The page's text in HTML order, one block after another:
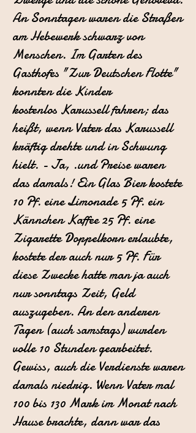
AnSonntagen waren die Straßen
am Hebewerk schwarz von
Menschen. Im Gartendes
Gasthofes "Zur Deutschen Flotte"
konnten die Kinder
kostenlos Karussell fahren; das
heißt, wenn Vater das Karussell
kräftig drehte undin Schwung
hielt. - Ja, .und Preise waren
das damals! Ein Glas Bier kostete
10 Pf. eine Limonade 5 Pf. ein
Kännchen Kaffee 25 Pf. eine
Zigarette Doppelkorn erlaubte,
kostete der auch nur 5 Pf. Für
diese Zwecke hatteman ja auch
nur sonntags Zeit, Geld
auszugeben. An den anderen
Tagen (auch samstags) wurden
volle 10 Stunden gearbeitet.
Gewiss, auch die Verdienste waren
damals niedrig. Wenn Vater mal
100 bis 130 Mark imMonat nach
Hause brachte, dann war das